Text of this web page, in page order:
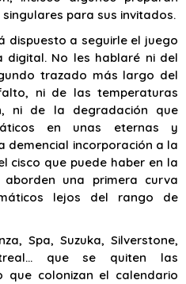
para sus invitados.
dispuesto a seguirle el juego
digital. No les hablaré ni del
trazado más largo del
ni de las temperaturas
ni de la degradación que
en unas eternas y
demencial incorporación a la
cisco que puede haber en la
una primera curva
lejos del rango de
Spa, Suzuka, Silverstone,
que se quiten las
que colonizan el calendario